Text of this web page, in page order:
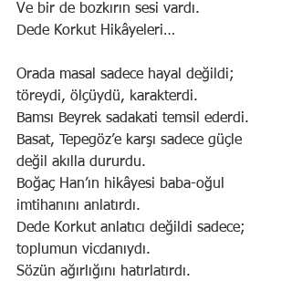
Ve bir de bozkırın sesi vardı.
Dede Korkut Hikâyeleri…
Orada masal sadece hayal değildi;
töreydi, ölçüydü, karakterdi.
Bamsı Beyrek sadakati temsil ederdi.
Basat, Tepegöz’e karşı sadece güçle
değil akılla dururdu.
Boğaç Han’ın hikâyesi baba-oğul
imtihanını anlatırdı.
Dede Korkut anlatıcı değildi sadece;
toplumun vicdanıydı.
Sözün ağırlığını hatırlatırdı.